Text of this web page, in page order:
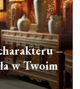
–
w Twoim